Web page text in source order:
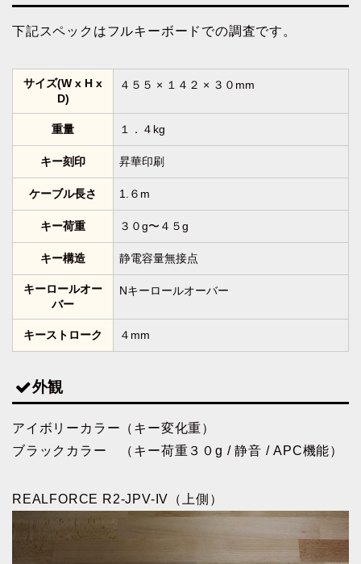
下記スペックはフルキーボードでの調査です。
サイズ(W x H x
D)
４５５ × １４２ × ３０mm
重量 １．４kg
キー刻印 昇華印刷
ケーブル長さ 1.６m
キー荷重 ３０g〜４５g
キー構造 静電容量無接点
キーロールオー
バー
Nキーロールオーバー
キーストローク ４mm
外観
アイボリーカラー（キー変化重）
ブラックカラー （キー荷重３０g / 静音 / APC機能）
REALFORCE R2-JPV-IV（上側）